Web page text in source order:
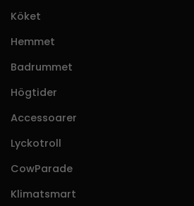
Köket
Hemmet
Badrummet
Högtider
Accessoarer
Lyckotroll
CowParade
Klimatsmart